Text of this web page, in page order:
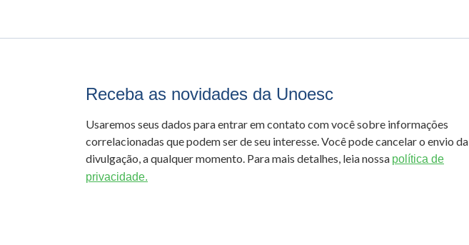
Receba as novidades da Unoesc
Usaremos seus dados para entrar em contato com você sobre informações
correlacionadas que podem ser de seu interesse. Você pode cancelar o envio da
divulgação, a qualquer momento. Para mais detalhes, leia nossa política de
privacidade.